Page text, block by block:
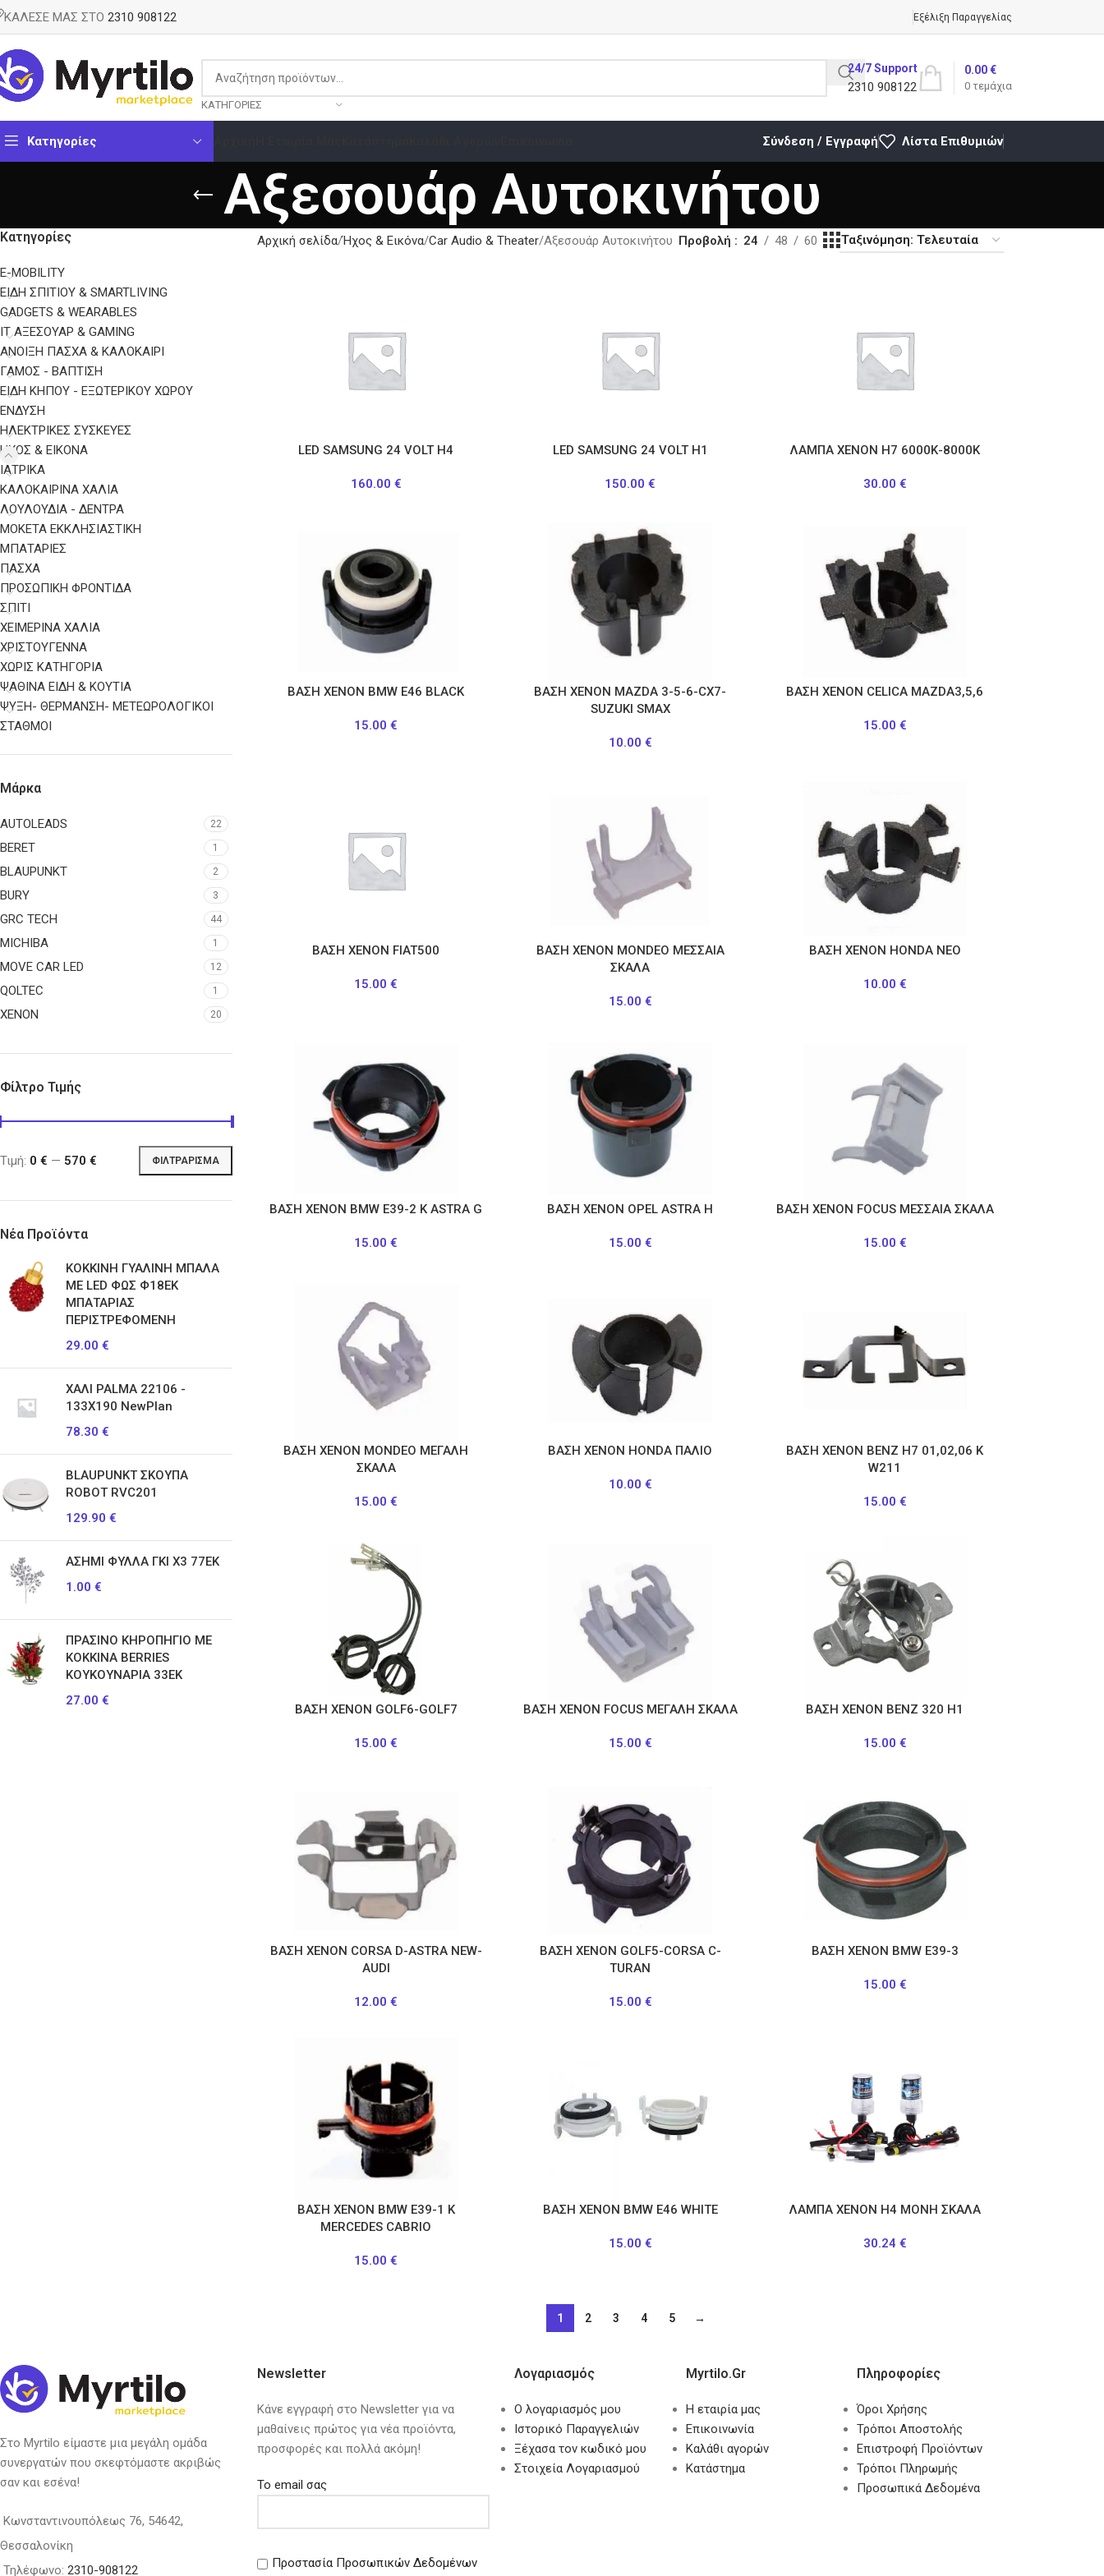
ΚΑΛΕΣΕ ΜΑΣ ΣΤΟ 2310 908122 Εξέλιξη Παραγγελίας
ΚΑΤΗΓΟΡΊΕΣ
24/7 Support
2310 908122 0 τεμάχια
0.00€
Κατηγορίες Σύνδεση / Εγγραφή Λίστα Επιθυμιών
Αξεσουάρ Αυτοκινήτου
Κατηγορίες
E-MOBILITY
EΊΔΗ ΣΠΙΤΙΟΎ & SMARTLIVING
GADGETS & WEARABLES
IT ΑΞΕΣΟΥΆΡ & GAMING
ΑΝΟΙΞΗ ΠΑΣΧΑ & ΚΑΛΟΚΑΙΡΙ
ΓΑΜΟΣ - ΒΑΠΤΙΣΗ
ΕΙΔΗ ΚΗΠΟΥ - ΕΞΩΤΕΡΙΚΟΥ ΧΩΡΟΥ
ΈΝΔΥΣΗ
ΗΛΕΚΤΡΙΚΈΣ ΣΥΣΚΕΥΈΣ
ΉΧΟΣ & ΕΙΚΌΝΑ
ΙΑΤΡΙΚΆ
ΚΑΛΟΚΑΙΡΙΝΑ ΧΑΛΙΑ
ΛΟΥΛΟΥΔΙΑ - ΔΕΝΤΡΑ
ΜΟΚΕΤΑ ΕΚΚΛΗΣΙΑΣΤΙΚΗ
ΜΠΑΤΑΡΊΕΣ
ΠΑΣΧΑ
ΠΡΟΣΩΠΙΚΉ ΦΡΟΝΤΊΔΑ
ΣΠΙΤΙ
ΧΕΙΜΕΡΙΝΑ ΧΑΛΙΑ
ΧΡΙΣΤΟΥΓΕΝΝΑ
ΧΩΡΊΣ ΚΑΤΗΓΟΡΊΑ
ΨΑΘΙΝΑ ΕΙΔΗ & ΚΟΥΤΙΑ
ΨΎΞΗ- ΘΈΡΜΑΝΣΗ- ΜΕΤΕΩΡΟΛΟΓΙΚΟΊ
ΣΤΑΘΜΟΊ
Μάρκα
AUTOLEADS 22
BERET 1
BLAUPUNKT 2
BURY 3
GRC TECH 44
MICHIBA 1
MOVE CAR LED 12
QOLTEC 1
ΧΕΝΟΝ 20
Φίλτρο Τιμής
ΦΙΛΤΡΆΡΙΣΜΑ
Τιμή: 0 € — 570 €
Νέα Προϊόντα
ΚΟΚΚΙΝΗ ΓΥΑΛΙΝΗ ΜΠΑΛΑ
ΜΕ LED ΦΩΣ Φ18ΕΚ
ΜΠΑΤΑΡΙΑΣ
ΠΕΡΙΣΤΡΕΦΟΜΕΝΗ
29.00 €
ΧΑΛΙ PALMA 22106 -
133X190 NewPlan
78.30 €
BLAUPUNKT ΣΚΟΥΠΑ
ROBOT RVC201
129.90 €
ΑΣΗΜΙ ΦΥΛΛΑ ΓΚΙ X3 77ΕΚ
1.00 €
ΠΡΑΣΙΝΟ ΚΗΡΟΠΗΓΙΟ ΜΕ
ΚΟΚΚΙΝΑ BERRIES
ΚΟΥΚΟΥΝΑΡΙΑ 33ΕΚ
27.00 €
Αρχική σελίδα Ήχος & Εικόνα Car Audio & Theater Αξεσουάρ Αυτοκινήτου Προβολή 24 48 60
LED SAMSUNG 24 VOLT Η4
160.00 €
LED SAMSUNG 24 VOLT Η1
150.00€
ΛΑΜΠΑ ΧΕΝΟΝ Η7 6000Κ-8000Κ
30.00 €
ΒΑΣΗ ΧΕΝΟΝ BMW Ε46 BLACK
15.00€
ΒΑΣΗ ΧΕΝΟΝ MAZDA 3-5-6-CX7-
SUZUKI SMAX
10.00 €
ΒΑΣΗ ΧΕΝΟΝ CELICA MAZDA3,5,6
15.00 €
ΒΑΣΗ ΧΕΝΟΝ FIAT500
15.00€
ΒΑΣΗ ΧΕΝΟΝ MONDEO ΜΕΣΣΑΙΑ
ΣΚΑΛΑ
15.00 €
ΒΑΣΗ ΧΕΝΟΝ HONDA ΝΕΟ
10.00 €
ΒΑΣΗ ΧΕΝΟΝ BMW Ε39-2 Κ ASTRA G
15.00€
ΒΑΣΗ ΧΕΝΟΝ OPEL ASTRA Η
15.00 €
ΒΑΣΗ ΧΕΝΟΝ FOCUS ΜΕΣΣΑΙΑ ΣΚΑΛΑ
15.00 €
ΒΑΣΗ ΧΕΝΟΝ MONDEO ΜΕΓΑΛΗ
ΣΚΑΛΑ
15.00€
ΒΑΣΗ ΧΕΝΟΝ HONDA ΠΑΛΙΟ
10.00 €
ΒΑΣΗ ΧΕΝΟΝ ΒΕΝΖ Η7 01,02,06 Κ
W211
15.00 €
ΒΑΣΗ ΧΕΝΟΝ GOLF6-GOLF7
15.00€
ΒΑΣΗ ΧΕΝΟΝ FOCUS ΜΕΓΑΛΗ ΣΚΑΛΑ
15.00 €
ΒΑΣΗ ΧΕΝΟΝ ΒΕΝΖ 320 Η1
15.00 €
ΒΑΣΗ ΧΕΝΟΝ CORSA D-ASTRA NEW-
AUDI
12.00€
ΒΑΣΗ ΧΕΝΟΝ GOLF5-CORSA C-
TURAN
15.00 €
ΒΑΣΗ ΧΕΝΟΝ BMW Ε39-3
15.00 €
ΒΑΣΗ ΧΕΝΟΝ BMW Ε39-1 Κ
MERCEDES CABRIO
15.00€
ΒΑΣΗ ΧΕΝΟΝ BMW Ε46 WHITE
15.00 €
ΛΑΜΠΑ ΧΕΝΟΝ Η4 ΜΟΝΗ ΣΚΑΛΑ
30.24 €
1 2 3 4 5 →
Στο Myrtilo είμαστε μια μεγάλη ομάδα
συνεργατών που σκεφτόμαστε ακριβώς
σαν και εσένα!
Κωνσταντινουπόλεως 76, 54642,
Θεσσαλονίκη
Τηλέφωνο: 2310-908122
Newsletter
Κάνε εγγραφή στο Newsletter για να
μαθαίνεις πρώτος για νέα προϊόντα,
προσφορές και πολλά ακόμη!
Το email σας
Προστασία Προσωπικών Δεδομένων
Λογαριασμός
Ο λογαριασμός μου
Ιστορικό Παραγγελιών
Ξέχασα τον κωδικό μου
Στοιχεία Λογαριασμού
Myrtilo.gr
Η εταιρία μας
Επικοινωνία
Καλάθι αγορών
Κατάστημα
Πληροφορίες
Όροι Χρήσης
Τρόποι Αποστολής
Επιστροφή Προϊόντων
Τρόποι Πληρωμής
Προσωπικά Δεδομένα